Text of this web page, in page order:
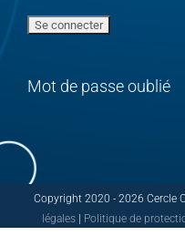
Mot de passe oublié
Copyright 2020 - 2026 Cercle
légales | Politique de